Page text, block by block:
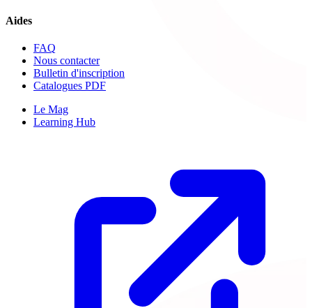
Aides
FAQ
Nous contacter
Bulletin d'inscription
Catalogues PDF
Le Mag
Learning Hub